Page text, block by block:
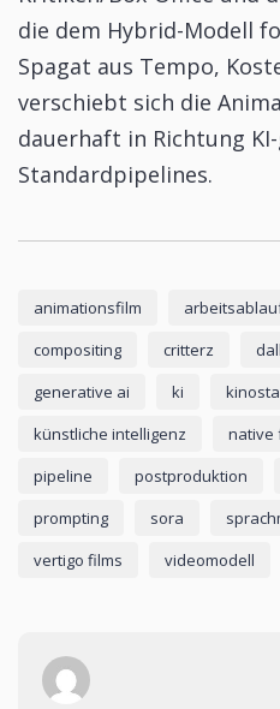
die dem Hybrid-Modell
Spagat aus Tempo,
verschiebt sich die
dauerhaft in Richtung
Standardpipelines.
animationsfilm
compositing
critterz
generative ai
ki
künstliche intelligenz
native
pipeline
postproduktion
prompting
sora
vertigo films
videomodell